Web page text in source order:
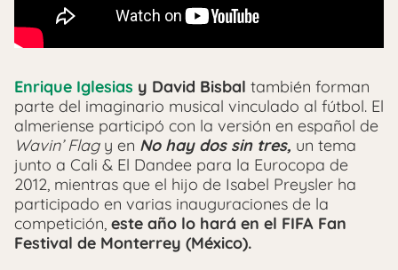
Enrique Iglesias y David Bisbal también forman
parte del imaginario musical vinculado al fútbol. El
almeriense participó con la versión en español de
Wavin’ Flagy en No hay dos sin tres, un tema
junto a Cali & El Dandee para la Eurocopa de
2012, mientras que el hijo de Isabel Preysler ha
participado en varias inauguraciones de la
competición, este año lo hará en el FIFA Fan
Festival de Monterrey (México).